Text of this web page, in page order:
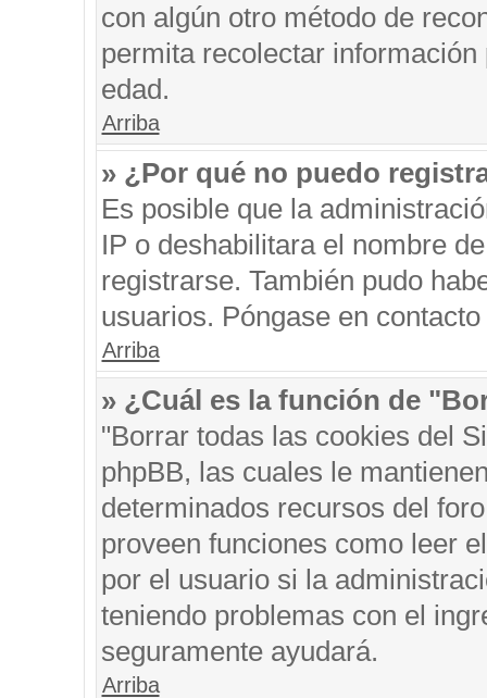
con algún otro método de
permita recolectar
edad.
Arriba
» ¿Por qué no puedo
Es posible que la
IP o deshabilitara el nombre
registrarse. También pudo
usuarios. Póngase en
Arriba
» ¿Cuál es la función de
"Borrar todas las cookies del
phpBB, las cuales le
determinados recursos del
proveen funciones como leer
por el usuario si la
teniendo problemas con el
seguramente ayudará.
Arriba